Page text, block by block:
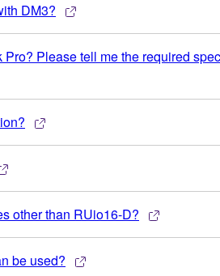
DM3?
Please tell me the required
other than RUio16-D?
be used?